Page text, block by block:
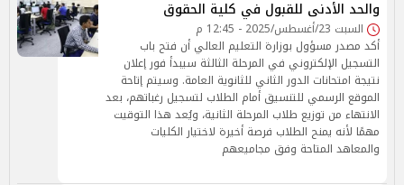
والحد الأدنى للقبول في كلية الحقوق
السبت 23/أغسطس/2025 - 12:45 م
أكد مصدر مسؤول بوزارة التعليم العالي أن فتح باب
التسجيل الإلكتروني في المرحلة الثالثة سيبدأ فور إعلان
نتيجة امتحانات الدور الثاني للثانوية العامة. وسيتم إتاحة
الموقع الرسمي للتنسيق أمام الطلاب لتسجيل رغباتهم، بعد
الانتهاء من توزيع طلاب المرحلة الثانية، ويُعد هذا التوقيت
مهمًا لأنه يمنح الطلاب فرصة أخيرة لاختيار الكليات
والمعاهد المتاحة وفق مجاميعهم